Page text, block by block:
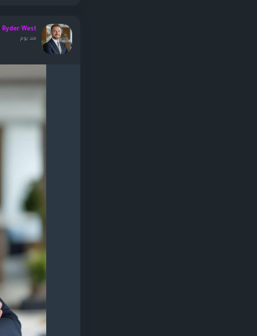
Ryder West
منذ يوم